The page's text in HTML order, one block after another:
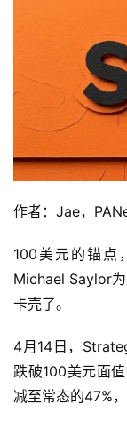
作者：Jae，
100美元的锚点
Michael Saylor
卡壳了。
4月14日，
跌破100美元面
减至常态的47%